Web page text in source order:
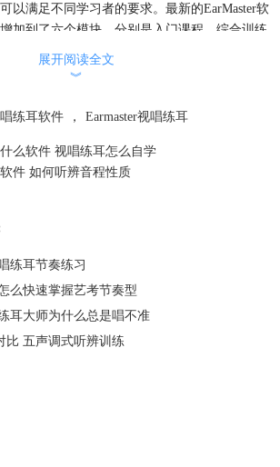
以满足不同学习者的要求。最新的EarMaster软
加到了六个模块，分别是入门课程、综合训练
Voice、EarMaster爵士课程、自定义教学活动。
如果只想单纯练习听音可以通过综合训练厅、声
音阶以及旋律进行训练学习，熟悉掌握听音基础
进行单独训练。
展开阅读全文
︾
练耳软件 ， Earmaster视唱练耳
么软件 视唱练耳怎么自学
件 如何听辨音程性质
练耳节奏练习
么快速掌握艺考节奏型
耳大师为什么总是唱不准
比 五声调式听辨训练